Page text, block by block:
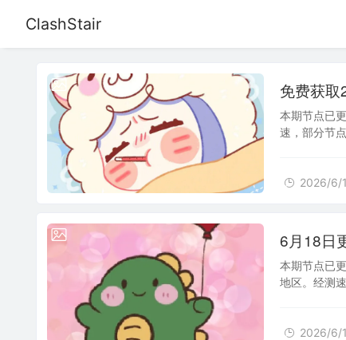
ClashStair
2026/6/19
免费获
本期节点已
速，部分节
2026/6/
2026/6/18
6月18日
本期节点已
地区。经测
2026/6/